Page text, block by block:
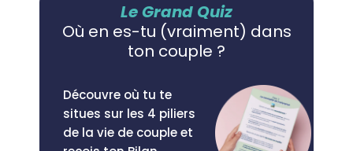
Le Grand Quiz
Où en es-tu (vraiment) dans
ton couple ?
Découvre où tu te
situes sur les 4 piliers
de la vie de couple et